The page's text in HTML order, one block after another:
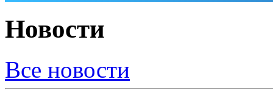
Новости
Все новости